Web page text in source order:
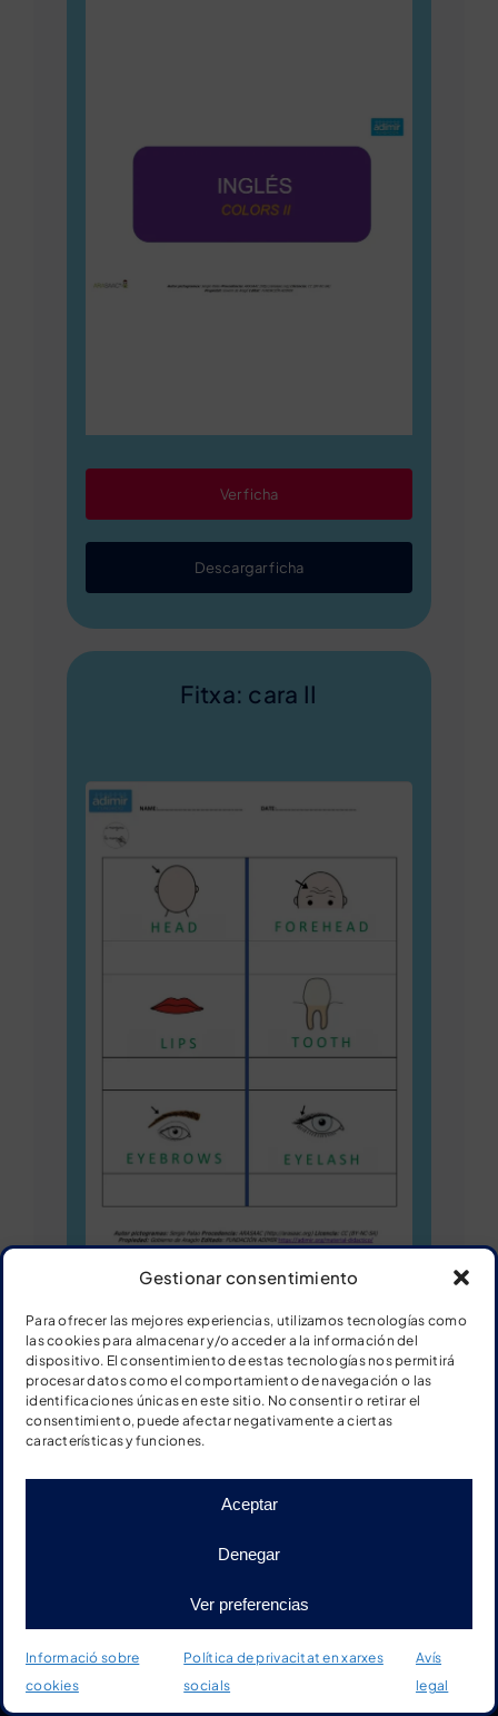
Gestionar consentimiento
Para ofrecer las mejores experiencias, utilizamos tecnologías como
las cookies para almacenar y/o acceder a la información del
dispositivo. El consentimiento de estas tecnologías nos permitirá
procesar datos como el comportamiento de navegación o las
identificaciones únicas en este sitio. No consentir o retirar el
consentimiento, puede afectar negativamente a ciertas
características y funciones.
Aceptar
Denegar
Ver preferencias
Informació sobre
cookies
Política de privacitat en xarxes
socials
Avís
legal
Ver ficha
Descargar ficha
Fitxa: cara II
Descargar ficha
Powerpoint: cara I